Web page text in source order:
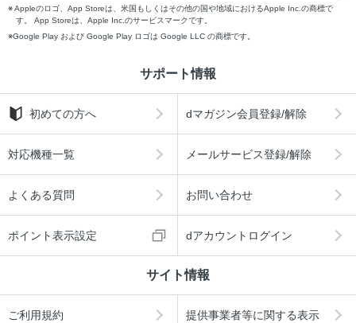
Appleのロゴ、App Storeは、米国もしくはその他の国や地域におけるApple Inc.の商標で
す。 App Storeは、Apple Inc.のサービスマークです。
Google Play および Google Play ロゴは Google LLC の商標です。
サポート情報
初めての方へ dマガジン会員登録/解除
対応機種一覧 メールサービス登録/解除
よくある質問 お問い合わせ
ポイント表示設定 dアカウントログイン
サイト情報
ご利用規約 提供事業者等に関する表示